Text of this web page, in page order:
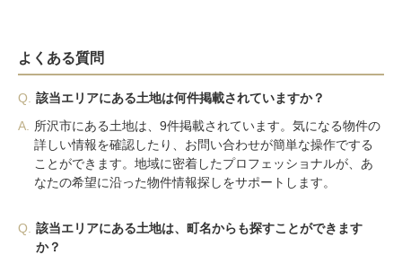
よくある質問
Q.
該当エリアにある土地は何件掲載されていますか？
A.
所沢市にある土地は、9件掲載されています。気になる物件の
詳しい情報を確認したり、お問い合わせが簡単な操作でする
ことができます。地域に密着したプロフェッショナルが、あ
なたの希望に沿った物件情報探しをサポートします。
Q.
該当エリアにある土地は、町名からも探すことができます
か？